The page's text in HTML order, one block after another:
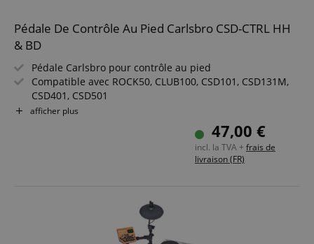
Pédale De Contrôle Au Pied Carlsbro CSD-CTRL HH
& BD
Pédale Carlsbro pour contrôle au pied
Compatible avec ROCK50, CLUB100, CSD101, CSD131M,
CSD401, CSD501
Couleur : Noir / Chrome
afficher plus
47,00 €
incl. la TVA + frais de
livraison (FR)